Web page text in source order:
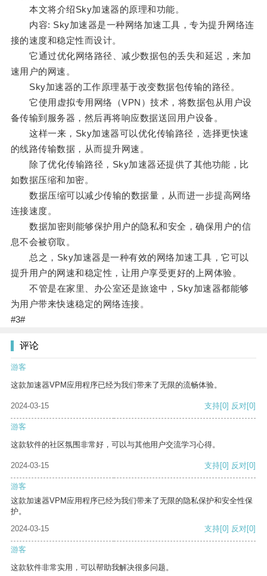
本文将介绍Sky加速器的原理和功能。
内容: Sky加速器是一种网络加速工具，专为提升网络连
接的速度和稳定性而设计。
它通过优化网络路径、减少数据包的丢失和延迟，来加
速用户的网速。
Sky加速器的工作原理基于改变数据包传输的路径。
它使用虚拟专用网络（VPN）技术，将数据包从用户设
备传输到服务器，然后再将响应数据送回用户设备。
这样一来，Sky加速器可以优化传输路径，选择更快速
的线路传输数据，从而提升网速。
除了优化传输路径，Sky加速器还提供了其他功能，比
如数据压缩和加密。
数据压缩可以减少传输的数据量，从而进一步提高网络
连接速度。
数据加密则能够保护用户的隐私和安全，确保用户的信
息不会被窃取。
总之，Sky加速器是一种有效的网络加速工具，它可以
提升用户的网速和稳定性，让用户享受更好的上网体验。
不管是在家里、办公室还是旅途中，Sky加速器都能够
为用户带来快速稳定的网络连接。
#3#
评论
游客
这款加速器VPM应用程序已经为我们带来了无限的流畅体验。
2024-03-15 支持[0] 反对[0]
游客
这款软件的社区氛围非常好，可以与其他用户交流学习心得。
2024-03-15 支持[0] 反对[0]
游客
这款加速器VPM应用程序已经为我们带来了无限的隐私保护和安全性保
护。
2024-03-15
支持[0] 反对[0]
游客
这款软件非常实用，可以帮助我解决很多问题。